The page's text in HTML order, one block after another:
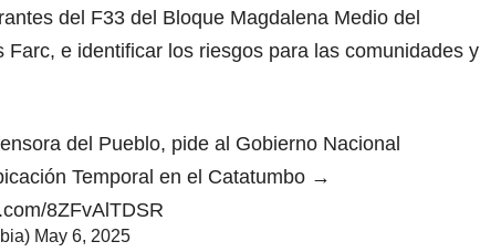
del F33 del Bloque Magdalena Medio del
Farc, e identificar los riesgos para las comunidades y
del Pueblo, pide al Gobierno Nacional
Temporal en el Catatumbo →
8ZFvAlTDSR
May 6, 2025